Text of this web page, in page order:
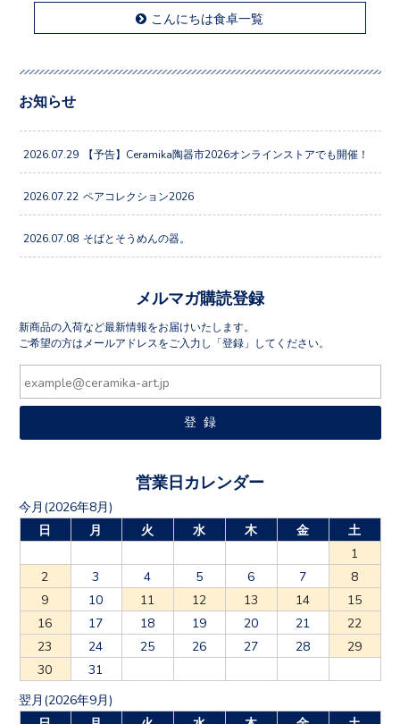
こんにちは食卓一覧
お知らせ
2026.07.29 【予告】Ceramika陶器市2026オンラインストアでも開催！
2026.07.22 ペアコレクション2026
2026.07.08 そばとそうめんの器。
メルマガ購読登録
新商品の入荷など最新情報をお届けいたします。
ご希望の方はメールアドレスをご入力し「登録」してください。
営業日カレンダー
今月(2026年8月)
日
月 火 水 木 金
土
1
2
3 4 5 6 7
8
9
10 11 12 13 14
15
16
17 18 19 20 21
22
23
24 25 26 27 28
29
30
31
翌月(2026年9月)